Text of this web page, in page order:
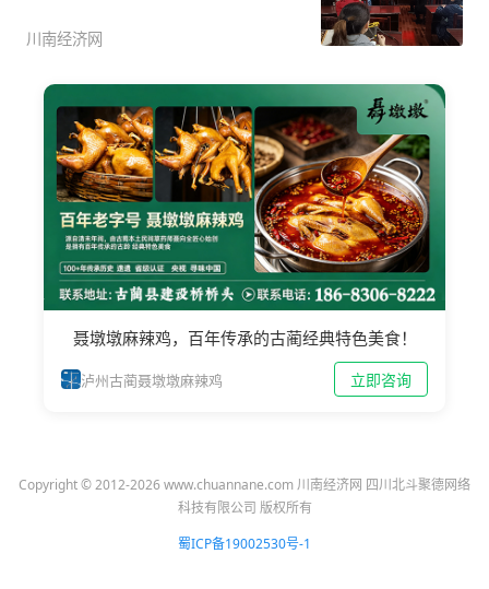
川南经济网
聂墩墩麻辣鸡，百年传承的古蔺经典特色美食！
泸州古蔺聂墩墩麻辣鸡 立即咨询
Copyright © 2012-2026 www.chuannane.com 川南经济网 四川北斗聚德网络
科技有限公司 版权所有
蜀ICP备19002530号-1